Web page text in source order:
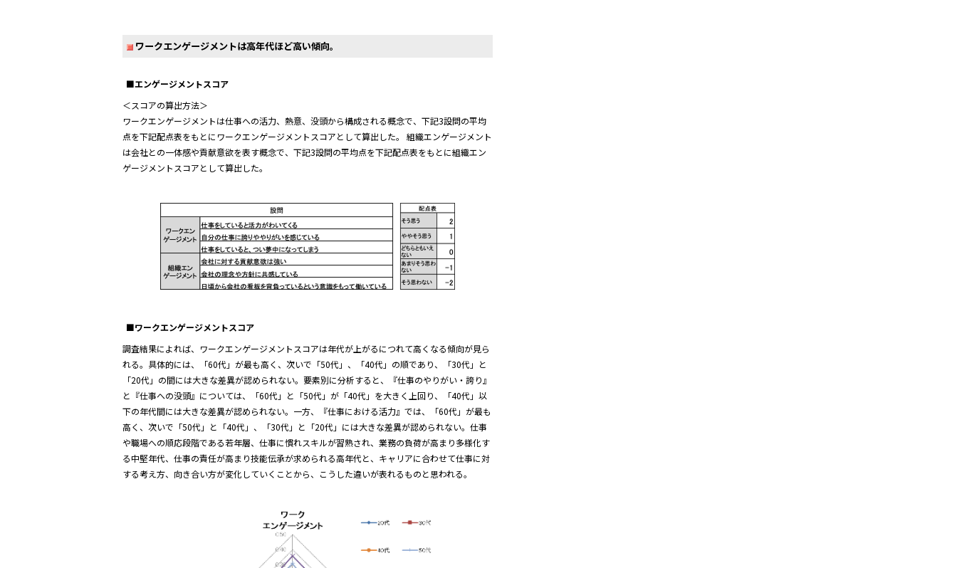
ワークエンゲージメントは高年代ほど高い傾向。
■エンゲージメントスコア
＜スコアの算出方法＞
ワークエンゲージメントは仕事への活力、熱意、没頭から構成される概念で、下記3設問の平均
点を下記配点表をもとにワークエンゲージメントスコアとして算出した。 組織エンゲージメント
は会社との一体感や貢献意欲を表す概念で、下記3設問の平均点を下記配点表をもとに組織エン
ゲージメントスコアとして算出した。
■ワークエンゲージメントスコア
調査結果によれば、ワークエンゲージメントスコアは年代が上がるにつれて高くなる傾向が見ら
れる。具体的には、「60代」が最も高く、次いで「50代」、「40代」の順であり、「30代」と
「20代」の間には大きな差異が認められない。要素別に分析すると、『仕事のやりがい・誇り』
と『仕事への没頭』については、「60代」と「50代」が「40代」を大きく上回り、「40代」以
下の年代間には大きな差異が認められない。一方、『仕事における活力』では、「60代」が最も
高く、次いで「50代」と「40代」、「30代」と「20代」には大きな差異が認められない。仕事
や職場への順応段階である若年層、仕事に慣れスキルが習熟され、業務の負荷が高まり多様化す
る中堅年代、仕事の責任が高まり技能伝承が求められる高年代と、キャリアに合わせて仕事に対
する考え方、向き合い方が変化していくことから、こうした違いが表れるものと思われる。